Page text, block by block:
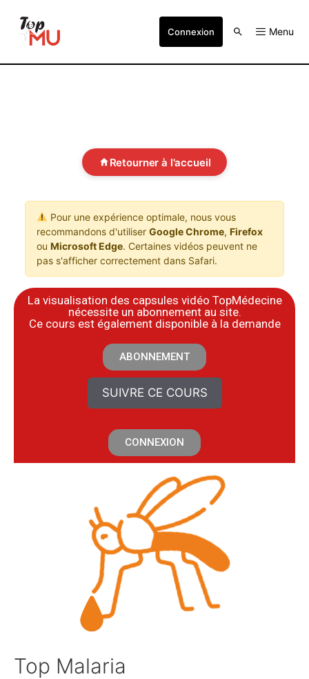
Connexion Menu
Retourner à l'accueil
Pour une expérience optimale, nous vous
recommandons d'utiliser Google Chrome, Firefox
ou Microsoft Edge. Certaines vidéos peuvent ne
pas s'afficher correctement dans Safari.
La visualisation des capsules vidéo TopMédecine
nécessite un abonnement au site.
​Ce cours est également disponible à la demande
ABONNEMENT
SUIVRE CE COURS
CONNEXION
Top Malaria